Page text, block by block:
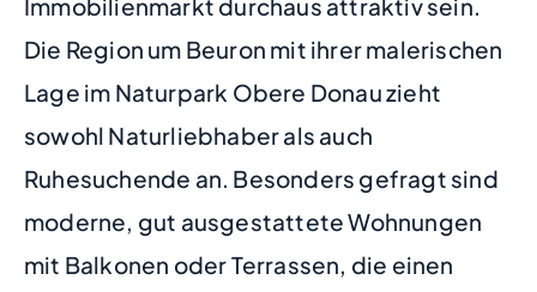
Immobilienmarkt durchaus attraktiv sein.
Die Region um Beuron mit ihrer malerischen
Lage im Naturpark Obere Donau zieht
sowohl Naturliebhaber als auch
Ruhesuchende an. Besonders gefragt sind
moderne, gut ausgestattete Wohnungen
mit Balkonen oder Terrassen, die einen